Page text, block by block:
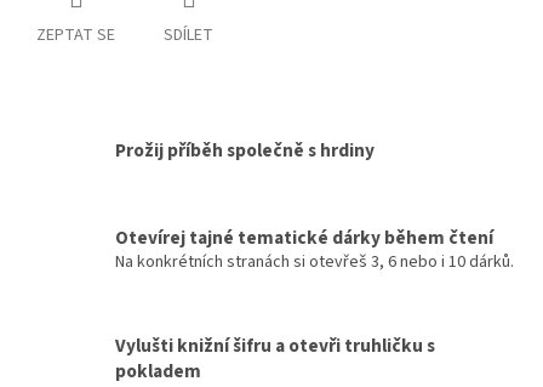
ZEPTAT SE SDÍLET
Prožij příběh společně s hrdiny
Otevírej tajné tematické dárky během čtení
Na konkrétních stranách si otevřeš 3, 6 nebo i 10 dárků.
Vylušti knižní šifru a otevři truhličku s
pokladem